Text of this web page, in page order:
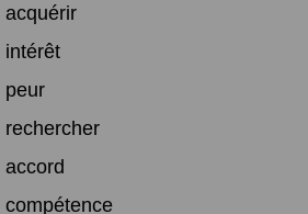
acquérir
intérêt
peur
rechercher
accord
compétence